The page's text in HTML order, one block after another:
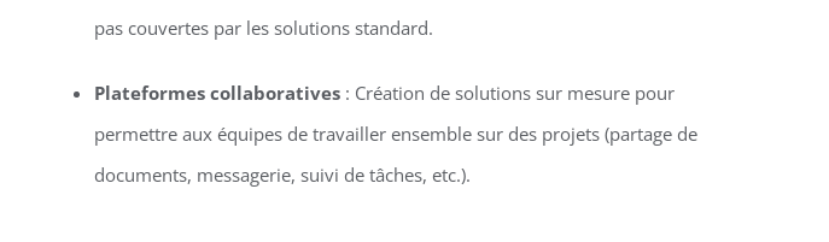
pas couvertes par les solutions standard.
Plateformes collaboratives : Création de solutions sur mesure pour
permettre aux équipes de travailler ensemble sur des projets (partage de
documents, messagerie, suivi de tâches, etc.).